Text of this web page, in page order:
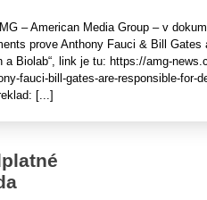
– American Media Group – v
prove Anthony Fauci & Bill Gates
a Biolab“, link je tu: https://amg-
fauci-bill-gates-are-responsible-for-
[...]